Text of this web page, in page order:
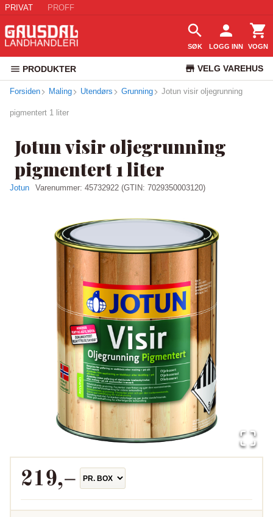
PRIVAT PROFF
SØK LOGG INN VOGN
PRODUKTER VELG VAREHUS
KUNDESERVICE
Forsiden Maling Utendørs Grunning Jotun visir oljegrunning
pigmentert 1 liter
Jotun visir oljegrunning
pigmentert 1 liter
Jotun Varenummer: 45732922 (GTIN: 7029350003120)
219,–